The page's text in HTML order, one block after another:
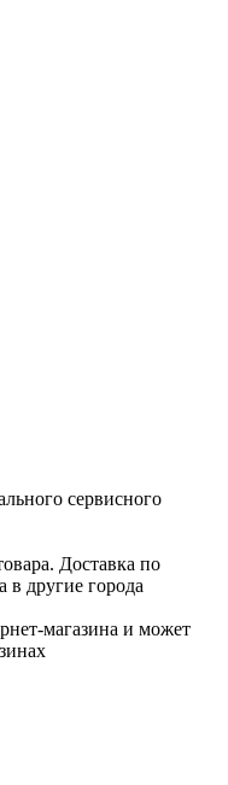
сервисного
Доставка по
в другие города
магазина и может